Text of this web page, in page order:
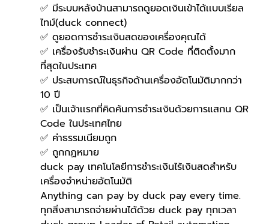
✅ มีระบบหลังบ้านสามารถดูยอดเงินเข้าได้เเบบเรียล
ไทม์(duck connect)
✅ ดูยอดการชำระเงินสดของเครื่องคุณได้
✅ เครื่องรับชำระเงินผ่าน QR Code ที่ติดตั้งมาก
ที่สุดในประเทศ
✅ ประสบการณ์ในธุรกิจด้านเครื่องอัตโนมัติมากกว่า
10 ปี
✅ เป็นเจ้าเเรกที่คิดค้นการชำระเงินด้วยการแสกน QR
Code ในประเทศไทย
✅ ค่าธรรมเนียมถูก
✅ ถูกกฏหมาย
duck pay เทคโนโลยีการชำระเงินไร้เงินสดสำหรับ
เครื่องจำหน่ายอัตโนมัติ
Anything can pay by duck pay every time.
ทุกสิ่งสามารถจ่ายผ่านได้ด้วย duck pay ทุกเวลา